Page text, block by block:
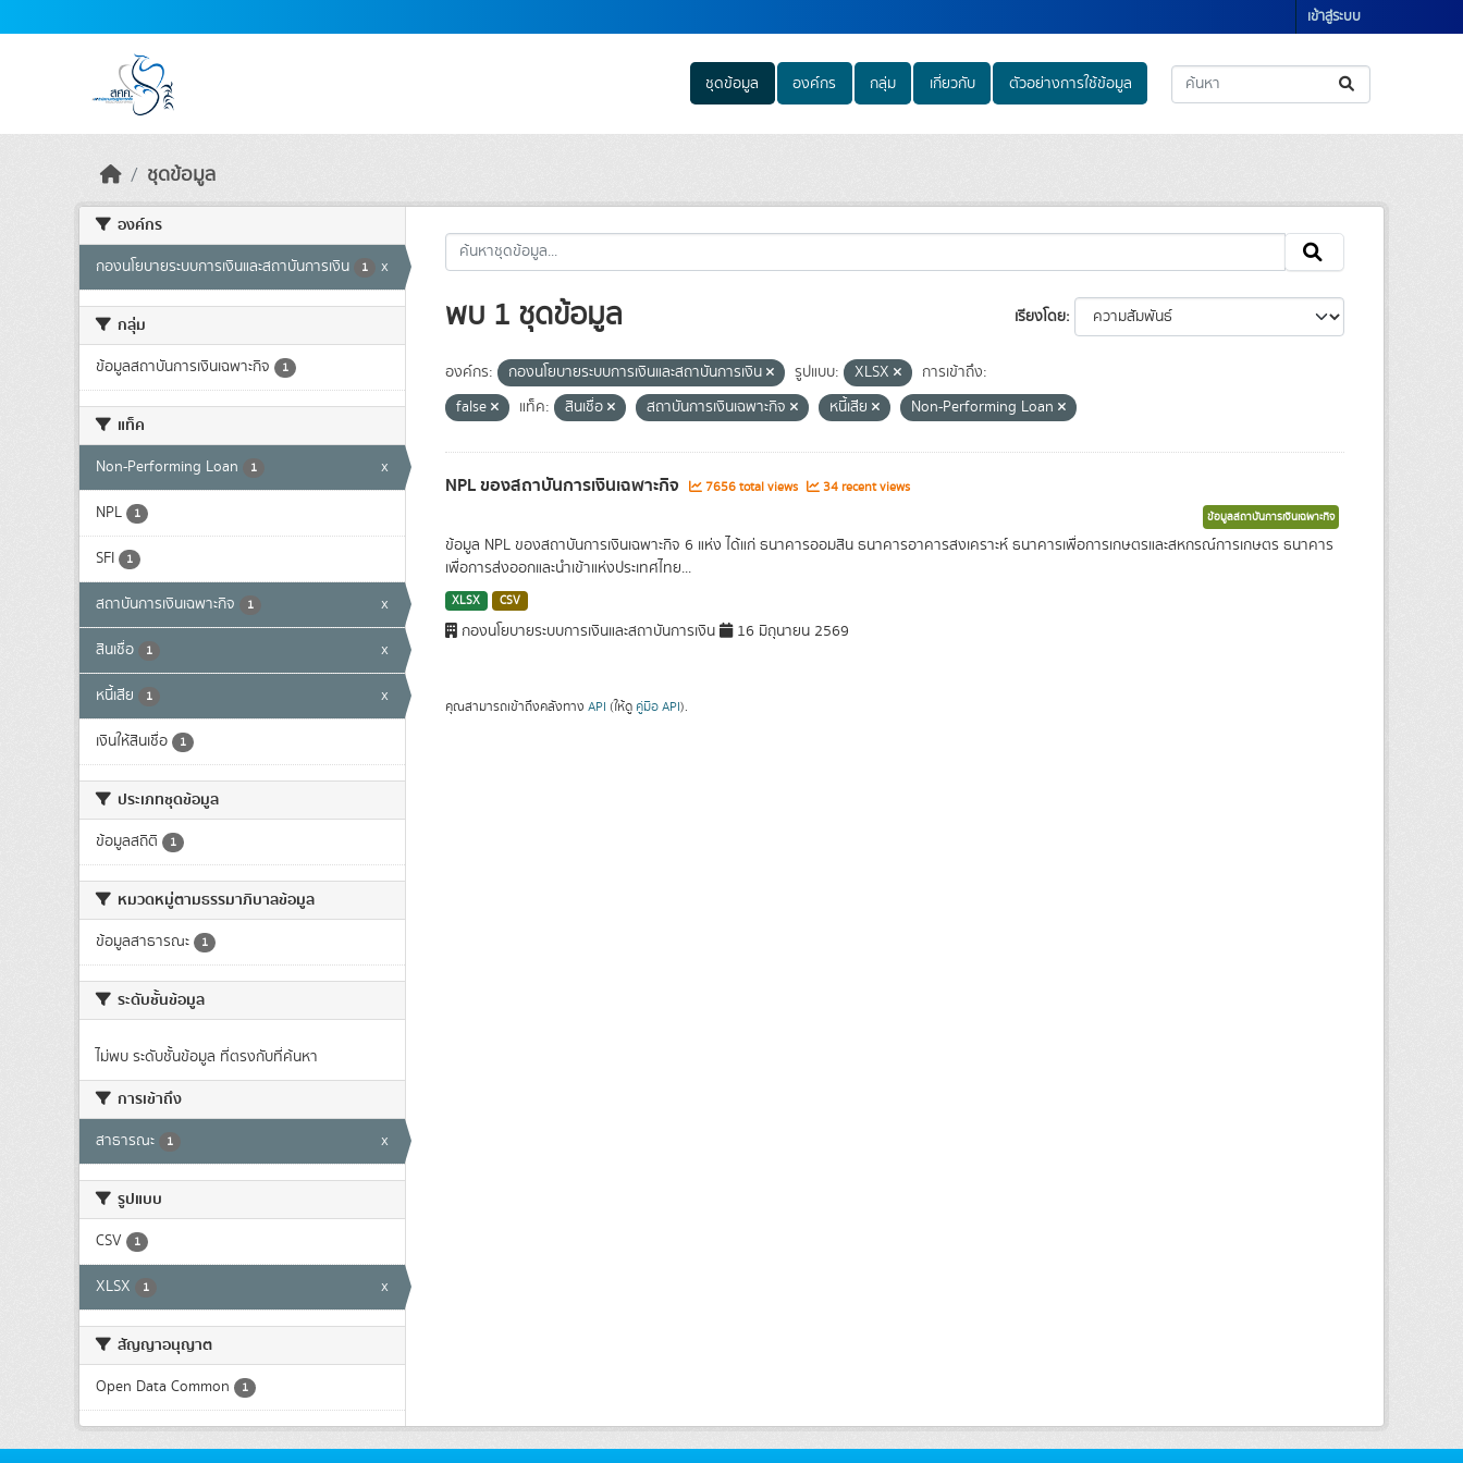
เข้าสู่ระบบ
ชุดข้อมูล องค์กร กลุ่ม เกี่ยวกับ ตัวอย่างการใช้ข้อมูล
ชุดข้อมูล
องค์กร
กองนโยบายระบบการเงินและสถาบันการเงิน 1 x
กลุ่ม
ข้อมูลสถาบันการเงินเฉพาะกิจ 1
แท็ค
Non-Performing Loan 1 x
NPL 1
SFI 1
สถาบันการเงินเฉพาะกิจ 1 x
สินเชื่อ 1 x
หนี้เสีย 1 x
เงินให้สินเชื่อ 1
ประเภทชุดข้อมูล
ข้อมูลสถิติ 1
หมวดหมู่ตามธรรมาภิบาลข้อมูล
ข้อมูลสาธารณะ 1
ระดับชั้นข้อมูล
ไม่พบ ระดับชั้นข้อมูล ที่ตรงกับที่ค้นหา
การเข้าถึง
สาธารณะ 1 x
รูปแบบ
CSV 1
XLSX 1 x
สัญญาอนุญาต
Open Data Common 1
เรียงโดย
พบ 1 ชุดข้อมูล
องค์กร: กองนโยบายระบบการเงินและสถาบันการเงิน รูปแบบ: XLSX
การเข้าถึง:
false
แท็ค: สินเชื่อ สถาบันการเงินเฉพาะกิจ หนี้เสีย Non-Performing Loan
NPL ของสถาบันการเงินเฉพาะกิจ 7656 total views 34 recent views
ข้อมูลสถาบันการเงินเฉพาะกิจ
ข้อมูล NPL ของสถาบันการเงินเฉพาะกิจ 6 แห่ง ได้แก่ ธนาคารออมสิน ธนาคารอาคารสงเคราะห์ ธนาคารเพื่อการเกษตรและสหกรณ์การเกษตร ธนาคาร
เพื่อการส่งออกและนำเข้าแห่งประเทศไทย...
XLSX CSV
กองนโยบายระบบการเงินและสถาบันการเงิน 16 มิถุนายน 2569
คุณสามารถเข้าถึงคลังทาง API (ให้ดู คู่มือ API).